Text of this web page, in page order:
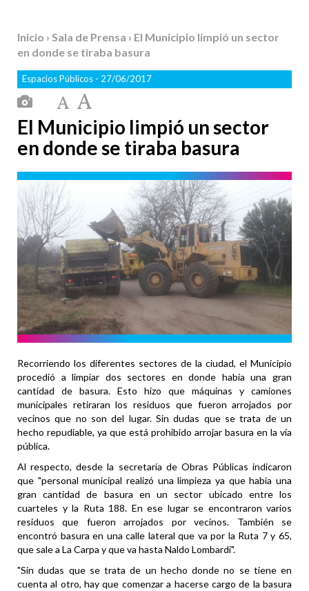
Inicio › Sala de Prensa › El Municipio limpió un sector
en donde se tiraba basura
Espacios Públicos - 27/06/2017
El Municipio limpió un sector
en donde se tiraba basura
Recorriendo los diferentes sectores de la ciudad, el Municipio
procedió a limpiar dos sectores en donde había una gran
cantidad de basura. Esto hizo que máquinas y camiones
municipales retiraran los residuos que fueron arrojados por
vecinos que no son del lugar. Sin dudas que se trata de un
hecho repudiable, ya que está prohibido arrojar basura en la vía
pública.
Al respecto, desde la secretaría de Obras Públicas indicaron
que "personal municipal realizó una limpieza ya que había una
gran cantidad de basura en un sector ubicado entre los
cuarteles y la Ruta 188. En ese lugar se encontraron varios
residuos que fueron arrojados por vecinos. También se
encontró basura en una calle lateral que va por la Ruta 7 y 65,
que sale a La Carpa y que va hasta Naldo Lombardi".
"Sin dudas que se trata de un hecho donde no se tiene en
cuenta al otro, hay que comenzar a hacerse cargo de la basura